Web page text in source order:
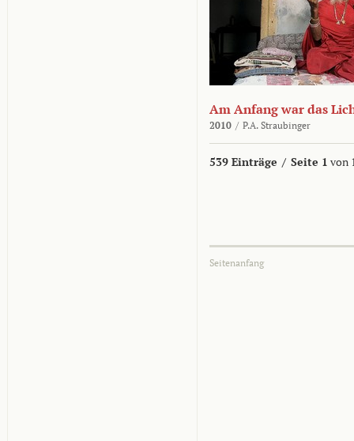
Am Anfang war das
2010 / P.A. Straubinger
539 Einträge / Seite 1 von
Seitenanfang